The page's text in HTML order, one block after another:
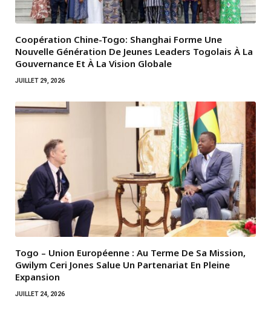
Coopération Chine-Togo: Shanghai Forme Une
Nouvelle Génération De Jeunes Leaders Togolais À La
Gouvernance Et À La Vision Globale
JUILLET 29, 2026
Togo – Union Européenne : Au Terme De Sa Mission,
Gwilym Ceri Jones Salue Un Partenariat En Pleine
Expansion
JUILLET 24, 2026